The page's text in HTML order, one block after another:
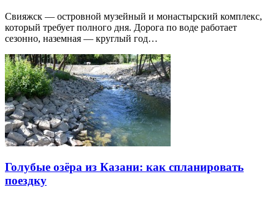
Свияжск — островной музейный и монастырский комплекс,
который требует полного дня. Дорога по воде работает
сезонно, наземная — круглый год…
Голубые озёра из Казани: как спланировать
поездку